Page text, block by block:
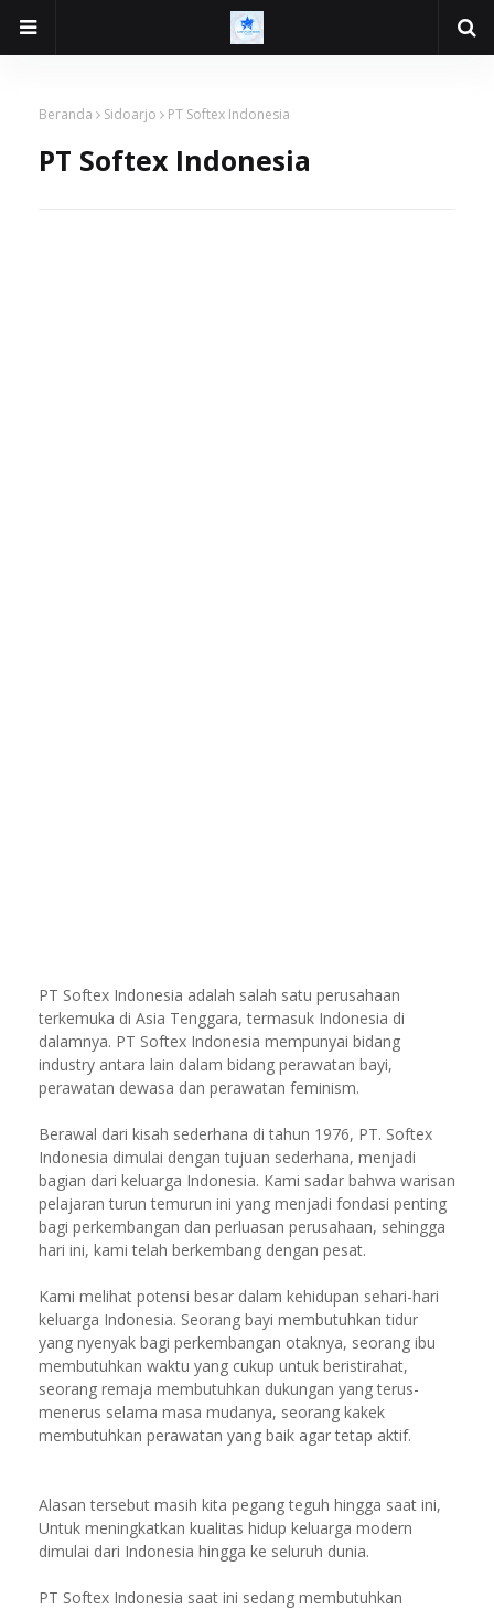
Beranda Sidoarjo PT Softex Indonesia
PT Softex Indonesia
PT Softex Indonesia adalah salah satu perusahaan
terkemuka di Asia Tenggara, termasuk Indonesia di
dalamnya. PT Softex Indonesia mempunyai bidang
industry antara lain dalam bidang perawatan bayi,
perawatan dewasa dan perawatan feminism.
Berawal dari kisah sederhana di tahun 1976, PT. Softex
Indonesia dimulai dengan tujuan sederhana, menjadi
bagian dari keluarga Indonesia. Kami sadar bahwa warisan
pelajaran turun temurun ini yang menjadi fondasi penting
bagi perkembangan dan perluasan perusahaan, sehingga
hari ini, kami telah berkembang dengan pesat.
Kami melihat potensi besar dalam kehidupan sehari-hari
keluarga Indonesia. Seorang bayi membutuhkan tidur
yang nyenyak bagi perkembangan otaknya, seorang ibu
membutuhkan waktu yang cukup untuk beristirahat,
seorang remaja membutuhkan dukungan yang terus-
menerus selama masa mudanya, seorang kakek
membutuhkan perawatan yang baik agar tetap aktif.
Alasan tersebut masih kita pegang teguh hingga saat ini,
Untuk meningkatkan kualitas hidup keluarga modern
dimulai dari Indonesia hingga ke seluruh dunia.
PT Softex Indonesia saat ini sedang membutuhkan